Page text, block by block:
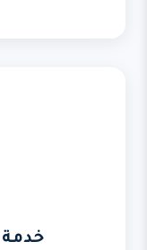
خدمة